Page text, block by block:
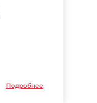
Подробнее